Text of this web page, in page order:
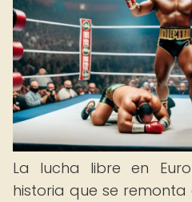
La lucha libre en
historia que se